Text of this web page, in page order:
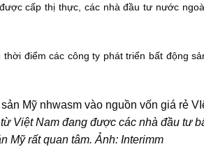
cấp thị thực, các nhà đầu tư nước
điểm các công ty phát triển bất động
Việt Nam đang được các nhà đầu tư
Mỹ rất quan tâm. Ảnh: Interimm